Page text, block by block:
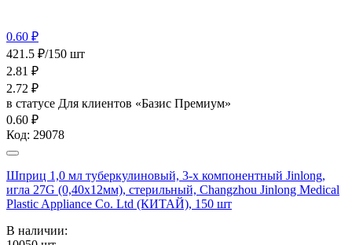
0.60 ₽
421.5 ₽/150 шт
2.81 ₽
2.72 ₽
в статусе Для клиентов «Базис Премиум»
0.60 ₽
Код: 29078
Шприц 1,0 мл туберкулиновый, 3-х компонентный Jinlong,
игла 27G (0,40х12мм), стерильный, Changzhou Jinlong Medical
Plastic Appliance Co. Ltd (КИТАЙ), 150 шт
В наличии: